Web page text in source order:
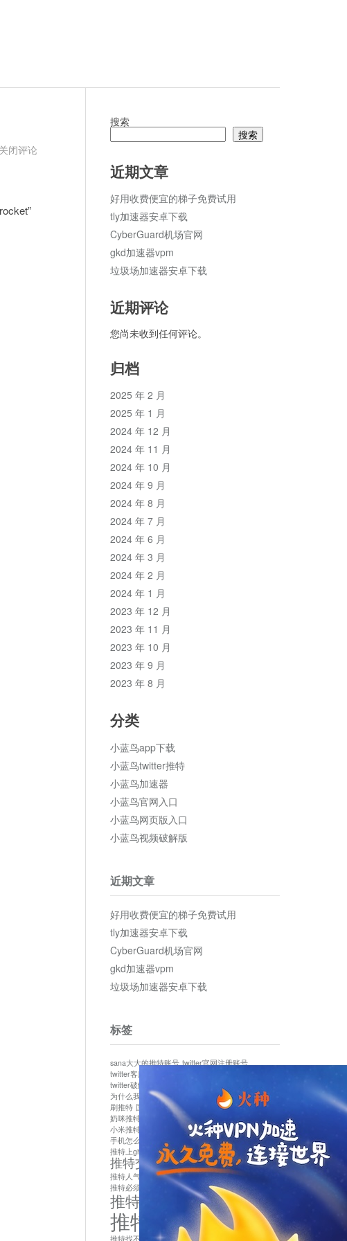
闭评论
搜索
搜索
近期文章
好用收费便宜的梯子免费试用
tly加速器安卓下载
CyberGuard机场官网
gkd加速器vpm
垃圾场加速器安卓下载
近期评论
您尚未收到任何评论。
归档
2025 年 2 月
2025 年 1 月
2024 年 12 月
2024 年 11 月
2024 年 10 月
2024 年 9 月
2024 年 8 月
2024 年 7 月
2024 年 6 月
2024 年 3 月
2024 年 2 月
2024 年 1 月
2023 年 12 月
2023 年 11 月
2023 年 10 月
2023 年 9 月
2023 年 8 月
分类
小蓝鸟app下载
小蓝鸟twitter推特
小蓝鸟加速器
小蓝鸟官网入口
小蓝鸟网页版入口
小蓝鸟视频破解版
近期文章
好用收费便宜的梯子免费试用
tly加速器安卓下载
CyberGuard机场官网
gkd加速器vpm
垃圾场加速器安卓下载
标签
sana大大的推特账号 twitter官网注册账号
twitter客服
twitter破解版下载
为什么我推特无法保存设置
作者sana推特是什么
刷推特 国内为什么不能用twitter 国内能用twitter吗
奶咪推特
如何找回推特密码
小米推特闪退是怎么回事 怎么看推特上的视频
手机怎么注册推特账号
推特devil
推特上ghs的女博主
推特交友软件app下载
推特人气萌货小蔡头喵喵喵 推特实名制
推特必须用外网吗
推特怎么取消关联手机号
推特怎么看敏感内容苹果
推特找不到账号 推特注册必须要手机号